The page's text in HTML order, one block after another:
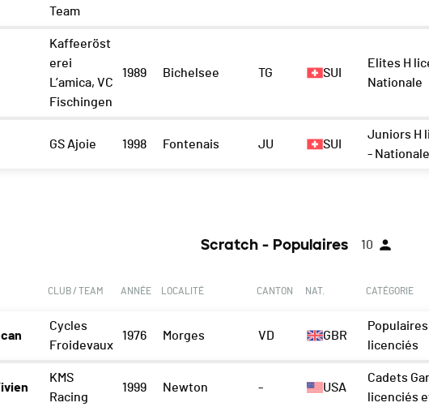
Team
Kaffeeröst
erei
L’amica, VC
Fischingen
1989 Bichelsee TG SUI
Elites H
Nationale
GS Ajoie 1998 Fontenais JU SUI
Juniors H
- Nationale
Scratch - Populaires 10
CLUB / TEAM ANNÉE LOCALITÉ CANTON NAT. CATÉGORIE
Cycles
Froidevaux
1976 Morges VD GBR
licenciés
KMS
Racing
1999 Newton - USA
Cadets
licenciés